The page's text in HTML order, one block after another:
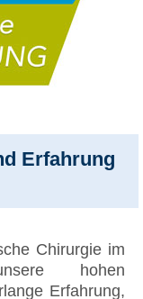
Erfahrung
Chirurgie im
hohen
Erfahrung,